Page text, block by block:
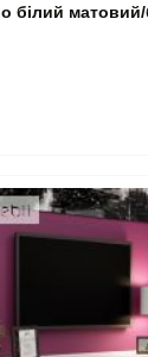
білий матовий/